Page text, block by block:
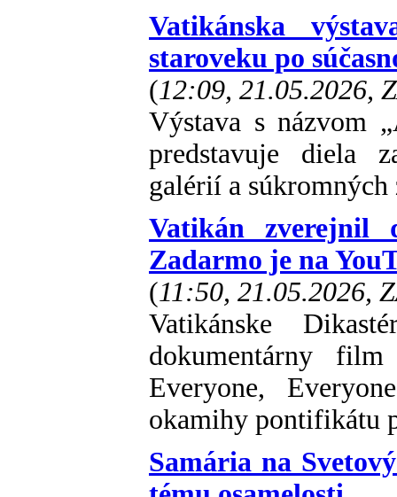
Vatikánska
staroveku po
(12:09, 21.05.2026,
Výstava s názvom
predstavuje diela
galérií a súkromných
Vatikán zverejnil
Zadarmo je na
(11:50, 21.05.2026,
Vatikánske
dokumentárny
Everyone,
okamihy pontifikátu
Samária na